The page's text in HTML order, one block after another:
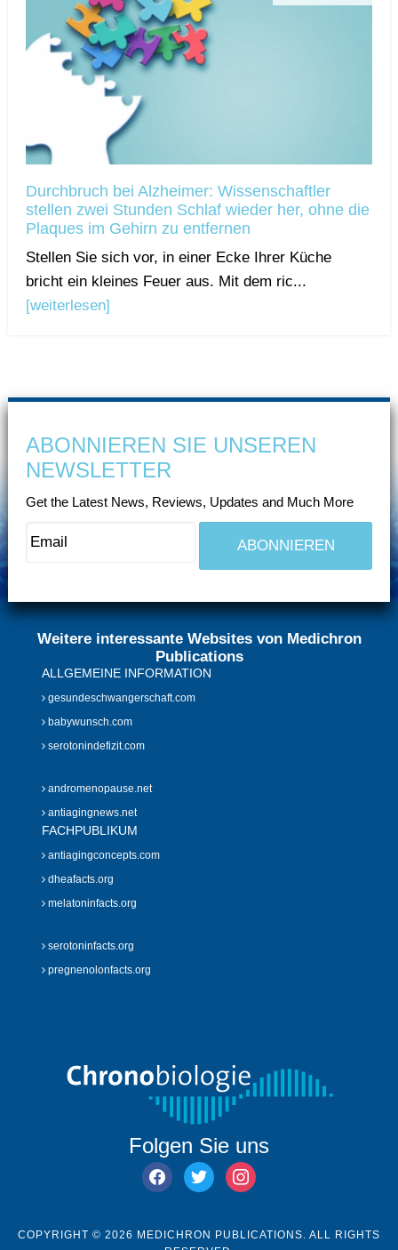
Durchbruch bei Alzheimer: Wissenschaftler
stellen zwei Stunden Schlaf wieder her, ohne die
Plaques im Gehirn zu entfernen
Stellen Sie sich vor, in einer Ecke Ihrer Küche
bricht ein kleines Feuer aus. Mit dem ric...
[weiterlesen]
ABONNIEREN SIE UNSEREN
NEWSLETTER
Get the Latest News, Reviews, Updates and Much More
Weitere interessante Websites von Medichron
Publications
ALLGEMEINE INFORMATION
gesundeschwangerschaft.com
babywunsch.com
serotonindefizit.com
andromenopause.net
antiagingnews.net
FACHPUBLIKUM
antiagingconcepts.com
dheafacts.org
melatoninfacts.org
serotoninfacts.org
pregnenolonfacts.org
Folgen Sie uns
facebook
twitter instagram
COPYRIGHT © 2026 MEDICHRON PUBLICATIONS. ALL RIGHTS